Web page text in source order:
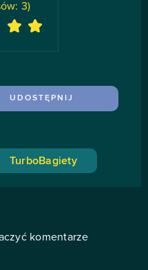
UDOSTĘPNIJ
3)
TurboBagiety
komentarze